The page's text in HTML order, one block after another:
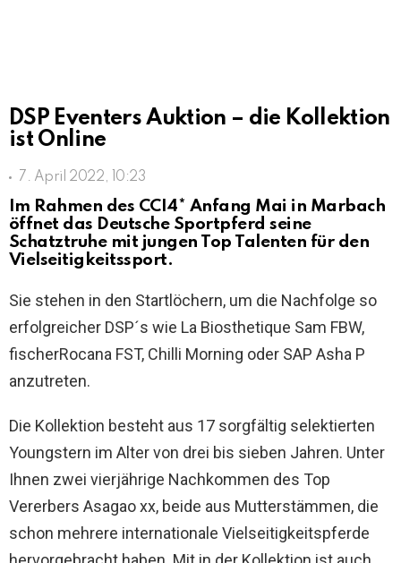
DSP Eventers Auktion – die Kollektion
ist Online
7. April 2022, 10:23
Im Rahmen des CCI4* Anfang Mai in Marbach
öffnet das Deutsche Sportpferd seine
Schatztruhe mit jungen Top Talenten für den
Vielseitigkeitssport.
Sie stehen in den Startlöchern, um die Nachfolge so
erfolgreicher DSP´s wie La Biosthetique Sam FBW,
fischerRocana FST, Chilli Morning oder SAP Asha P
anzutreten.
Die Kollektion besteht aus 17 sorgfältig selektierten
Youngstern im Alter von drei bis sieben Jahren. Unter
Ihnen zwei vierjährige Nachkommen des Top
Vererbers Asagao xx, beide aus Mutterstämmen, die
schon mehrere internationale Vielseitigkeitspferde